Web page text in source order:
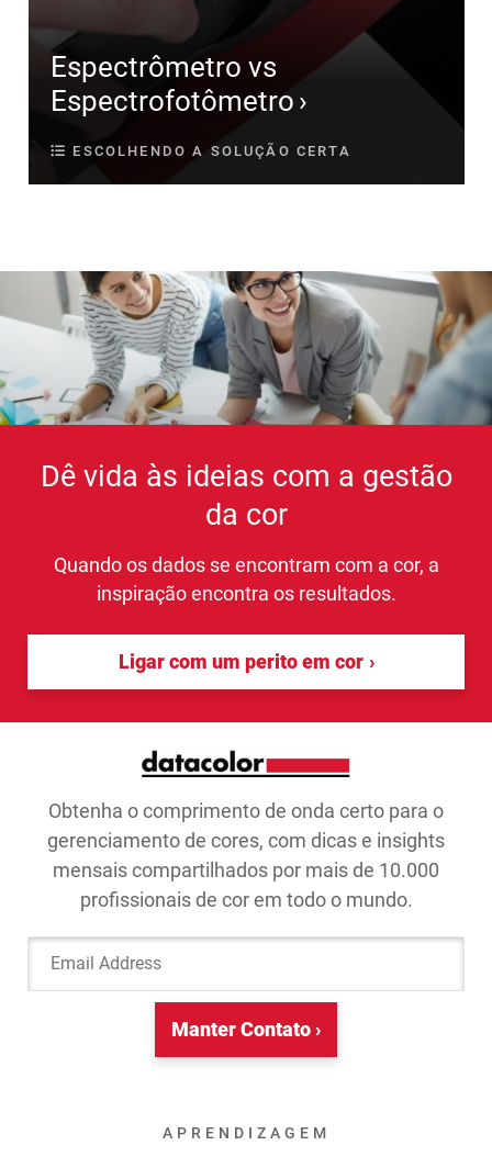
Espectrômetro vs
Espectrofotômetro
ESCOLHENDO A SOLUÇÃO CERTA
Dê vida às ideias com a gestão
da cor
Quando os dados se encontram com a cor, a
inspiração encontra os resultados.
Ligar com um perito em cor
Obtenha o comprimento de onda certo para o
gerenciamento de cores, com dicas e insights
mensais compartilhados por mais de 10.000
profissionais de cor em todo o mundo.
Email Address
Manter Contato ›
APRENDIZAGEM